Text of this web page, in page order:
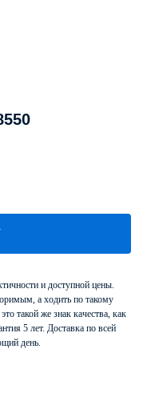
и доступной цены.
а ходить по такому
такой же знак качества, как
5 лет. Доставка по всей
день.